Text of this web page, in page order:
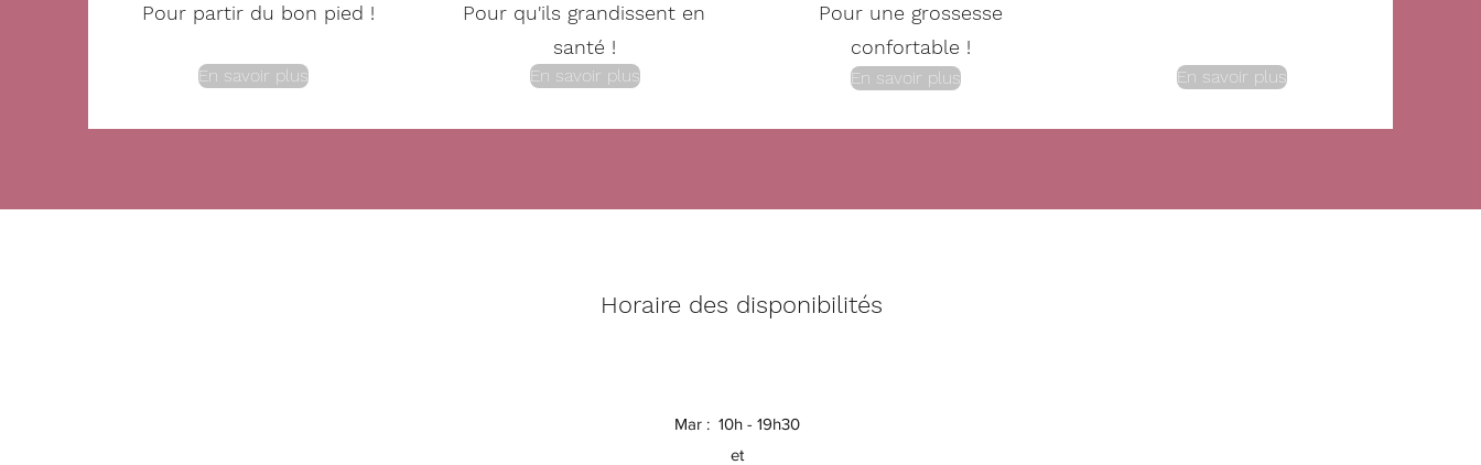
Pour partir du bon pied !
En savoir plus
Pour qu'ils grandissent en
santé !
En savoir plus
Pour une grossesse
confortable !
En savoir plus En savoir plus
Horaire des disponibilités
Mar : 10h - 19h30
et